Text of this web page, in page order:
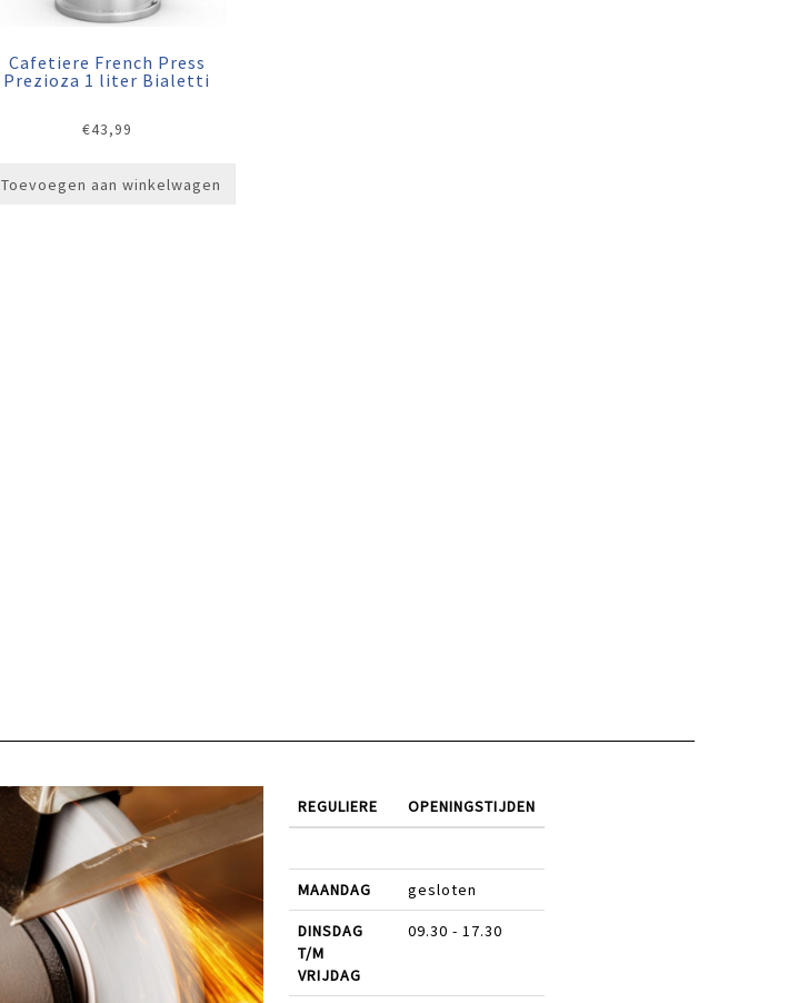
Cafetiere French Press
Prezioza 1 liter Bialetti
€43,99
Toevoegen aan winkelwagen
REGULIERE OPENINGSTIJDEN
MAANDAG gesloten
DINSDAG
T/M
VRIJDAG
09.30 - 17.30